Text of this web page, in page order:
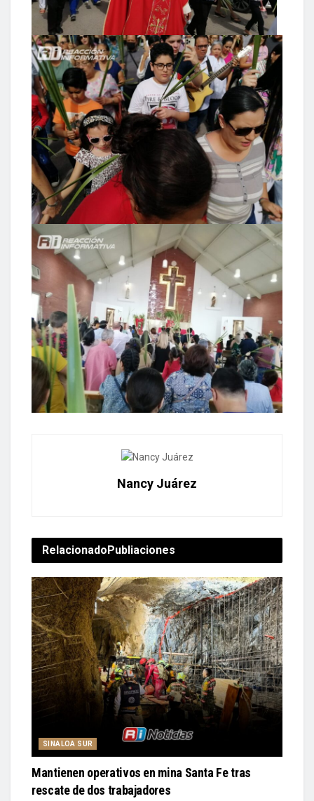
Nancy Juárez
RelacionadoPubliaciones
SINALOA SUR
Mantienen operativos en mina Santa Fe tras
rescate de dos trabajadores